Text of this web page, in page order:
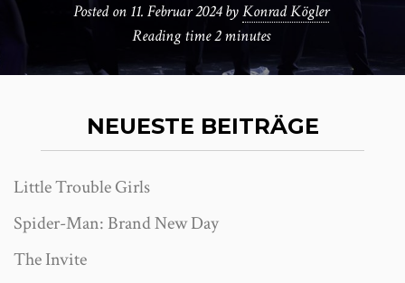
Posted on 11. Februar 2024 byKonrad Kögler
Reading time2 minutes
NEUESTE BEITRÄGE
Little Trouble Girls
Spider-Man: Brand New Day
The Invite